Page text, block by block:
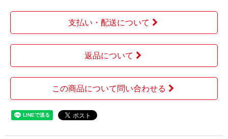
支払い・配送について
返品について
この商品について問い合わせる